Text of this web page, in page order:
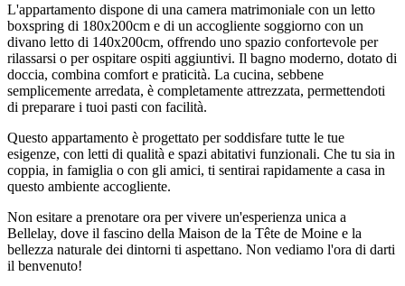
L'appartamento dispone di una camera matrimoniale con un letto
boxspring di 180x200cm e di un accogliente soggiorno con un
divano letto di 140x200cm, offrendo uno spazio confortevole per
rilassarsi o per ospitare ospiti aggiuntivi. Il bagno moderno, dotato di
doccia, combina comfort e praticità. La cucina, sebbene
semplicemente arredata, è completamente attrezzata, permettendoti
di preparare i tuoi pasti con facilità.
Questo appartamento è progettato per soddisfare tutte le tue
esigenze, con letti di qualità e spazi abitativi funzionali. Che tu sia in
coppia, in famiglia o con gli amici, ti sentirai rapidamente a casa in
questo ambiente accogliente.
Non esitare a prenotare ora per vivere un'esperienza unica a
Bellelay, dove il fascino della Maison de la Tête de Moine e la
bellezza naturale dei dintorni ti aspettano. Non vediamo l'ora di darti
il benvenuto!